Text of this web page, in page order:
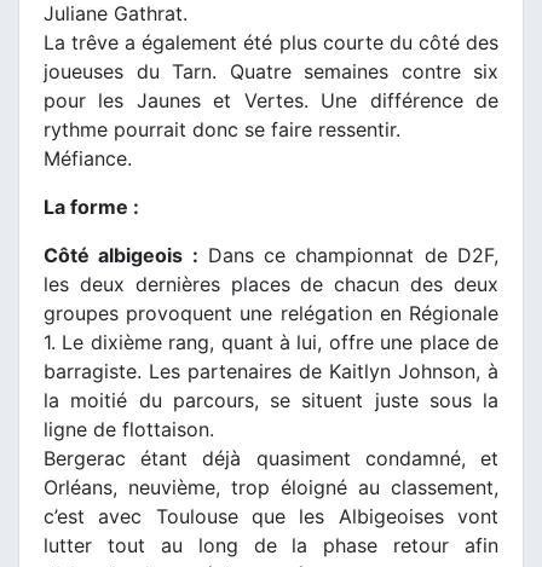
Juliane Gathrat.
La trêve a également été plus courte du côté des
joueuses du Tarn. Quatre semaines contre six
pour les Jaunes et Vertes. Une différence de
rythme pourrait donc se faire ressentir.
Méfiance.
La forme :
Côté albigeois : Dans ce championnat de D2F,
les deux dernières places de chacun des deux
groupes provoquent une relégation en Régionale
1. Le dixième rang, quant à lui, offre une place de
barragiste. Les partenaires de Kaitlyn Johnson, à
la moitié du parcours, se situent juste sous la
ligne de flottaison.
Bergerac étant déjà quasiment condamné, et
Orléans, neuvième, trop éloigné au classement,
c’est avec Toulouse que les Albigeoises vont
lutter tout au long de la phase retour afin